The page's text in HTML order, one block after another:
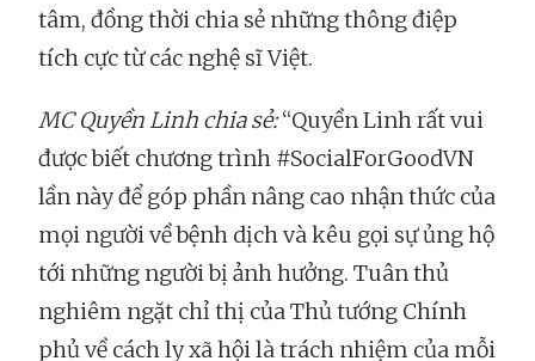
tâm, đồng thời chia sẻ những thông điệp
tích cực từ các nghệ sĩ Việt.
MC Quyền Linh chia sẻ:“Quyền Linh rất vui
được biết chương trình #SocialForGoodVN
lần này để góp phần nâng cao nhận thức của
mọi người về bệnh dịch và kêu gọi sự ủng hộ
tới những người bị ảnh hưởng. Tuân thủ
nghiêm ngặt chỉ thị của Thủ tướng Chính
phủ về cách ly xã hội là trách nhiệm của mỗi